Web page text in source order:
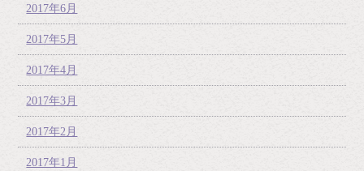
2017年6月
2017年5月
2017年4月
2017年3月
2017年2月
2017年1月